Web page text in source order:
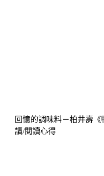
回憶的調味料－柏井壽
讀/閱讀心得